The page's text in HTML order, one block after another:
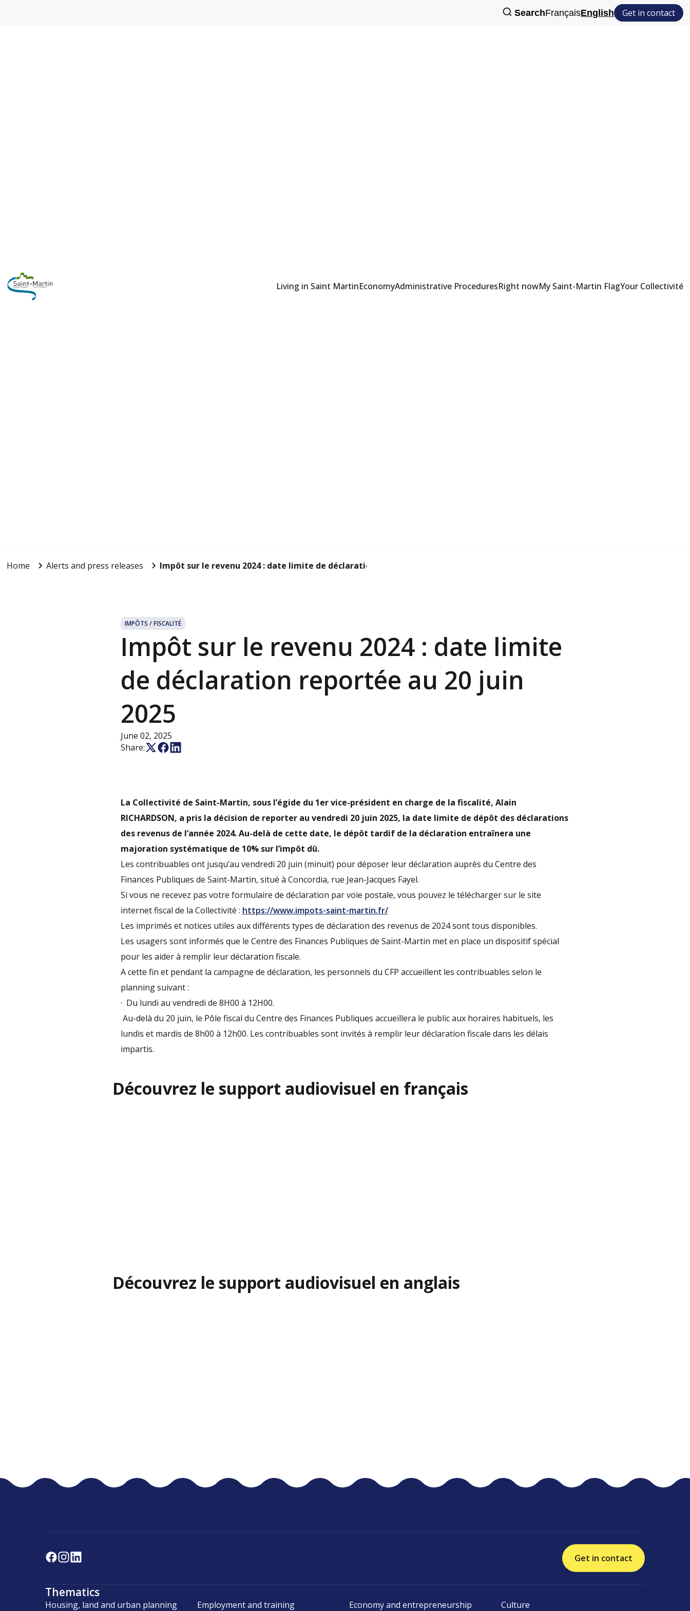
SearchFrançaisEnglish Get in contact
Living in Saint MartinEconomyAdministrative ProceduresRight nowMy Saint-Martin FlagYour Collectivité
Home Alerts and press releases Impôt sur le revenu 2024 : date limite de déclaration report...
IMPÔTS / FISCALITÉ
Impôt sur le revenu 2024 : date limite
de déclaration reportée au 20 juin
2025
June 02, 2025
Share:
La Collectivité de Saint-Martin, sous l’égide du 1er vice-président en charge de la fiscalité, Alain
RICHARDSON, a pris la décision de reporter au vendredi 20 juin 2025, la date limite de dépôt des déclarations
des revenus de l’année 2024. Au-delà de cette date, le dépôt tardif de la déclaration entraînera une
majoration systématique de 10% sur l’impôt dû.
Les contribuables ont jusqu’au vendredi 20 juin (minuit) pour déposer leur déclaration auprès du Centre des
Finances Publiques de Saint-Martin, situé à Concordia, rue Jean-Jacques Fayel.
Si vous ne recevez pas votre formulaire de déclaration par voie postale, vous pouvez le télécharger sur le site
internet fiscal de la Collectivité : https://www.impots-saint-martin.fr/
Les imprimés et notices utiles aux différents types de déclaration des revenus de 2024 sont tous disponibles.
Les usagers sont informés que le Centre des Finances Publiques de Saint-Martin met en place un dispositif spécial
pour les aider à remplir leur déclaration fiscale.
A cette fin et pendant la campagne de déclaration, les personnels du CFP accueillent les contribuables selon le
planning suivant :
· Du lundi au vendredi de 8H00 à 12H00.
Au-delà du 20 juin, le Pôle fiscal du Centre des Finances Publiques accueillera le public aux horaires habituels, les
lundis et mardis de 8h00 à 12h00. Les contribuables sont invités à remplir leur déclaration fiscale dans les délais
impartis.
Découvrez le support audiovisuel en français
Découvrez le support audiovisuel en anglais
Get in contact
Thematics
Housing, land and urban planning Employment and training Economy and entrepreneurship Culture